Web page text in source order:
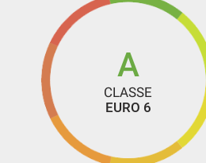
A
CLASSE
EURO 6